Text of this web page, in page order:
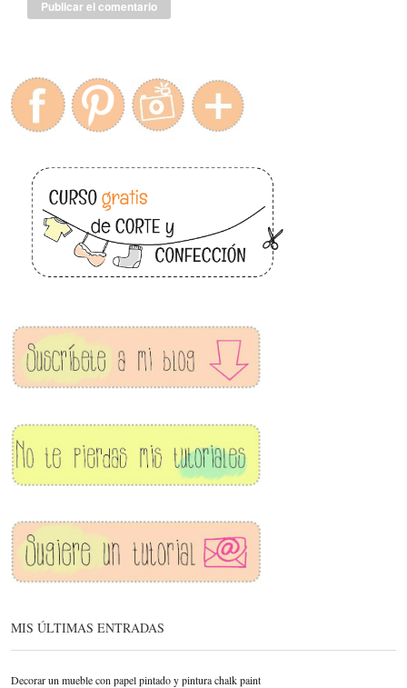
MIS ÚLTIMAS ENTRADAS
Decorar un mueble con papel pintado y pintura chalk paint